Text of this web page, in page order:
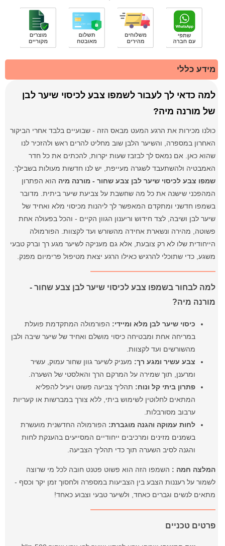
מידע כללי
למה כדאי לך לעבור לשמפו צבע לכיסוי שיער לבן
של מורנה מיה?
כולנו מכירות את הרגע המעט מבאס הזה - שבועיים בלבד אחרי הביקור
האחרון במספרה, והשיער הלבן שוב מחליט להרים ראש ולהזכיר לנו
שהוא כאן. אם נמאס לך לבזבז שעות יקרות, להכתים את כל חדר
האמבטיה ולהשתעבד לשגרה מעייפת, יש לנו חדשות מעולות בשבילך.
שמפו צבע לכיסוי שיער לבן צבע שחור - מורנה מיה הוא הפתרון
המהפכני שישנה את כל מה שחשבת על צביעת שיער ביתית. מדובר
בשמפו חדשני ומתקדם המאפשר לך ליהנות מכיסוי מלא ואחיד של
שיער לבן ושיבה, לצד חידוש וריענון הגוון הקיים - והכל בפעולה אחת
פשוטה, מהירה ונשארת אחידה מהשורש ועד לקצוות. הפורמולה
הייחודית שלו לא רק צובעת, אלא גם מעניקה לשיער מגע רך וברק טבעי
משגע, כדי שתוכלי להרגיש כאילו הרגע יצאת מטיפול פרימיום מפנק.
למה לבחור בשמפו צבע לכיסוי שיער לבן צבע שחור -
מורנה מיה?
כיסוי שיער לבן מלא ומיידי: הפורמולה המתקדמת פועלת
במריחה אחת ומבטיחה כיסוי מושלם ואחיד של שיער שיבה ולבן
מהשורשים ועד לקצוות.
צבע עשיר ומגע רך: מעניק לשיער גוון שחור עמוק, עשיר
ומרענן, תוך שמירה על המרקם הרך והאלסטי של השערה.
פתרון ביתי קל ונוח: תהליך צביעה פשוט ויעיל להפליא
המתאים לחלוטין לשימוש ביתי, ללא צורך במברשות או קעריות
ערבוב מסורבלות.
לחות עמוקה והגנה מוגברת: הפורמולה החדשנית מועשרת
בשמנים מזינים ומרכיבים ייחודיים המסייעים בהענקת לחות
והגנה לסיב השערה תוך כדי תהליך הצביעה.
המלצה חמה : השמפו הזה הוא פשוט פטנט חובה לכל מי שרוצה
לשמור על רעננות הצבע בין הצביעות במספרה ולחסוך זמן יקר וכסף -
מתאים לנשים וגברים כאחד, ולשיער טבעי וצבוע כאחד!
פרטים טכניים